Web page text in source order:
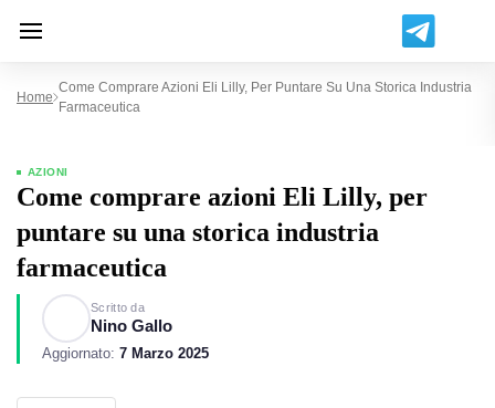
Home
Come Comprare Azioni Eli Lilly, Per Puntare Su Una Storica Industria
Farmaceutica
AZIONI
Come comprare azioni Eli Lilly, per
puntare su una storica industria
farmaceutica
Scritto da
Nino Gallo
Aggiornato: 7 Marzo 2025